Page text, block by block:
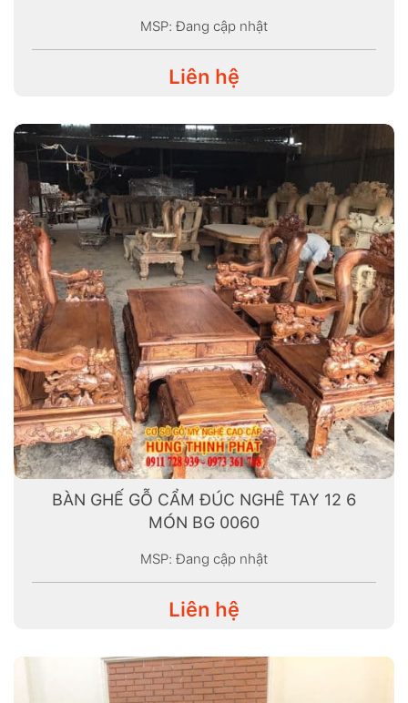
MSP: Đang cập nhật
Liên hệ
BÀN GHẾ GỖ CẨM ĐÚC NGHÊ TAY 12 6
MÓN BG 0060
MSP: Đang cập nhật
Liên hệ